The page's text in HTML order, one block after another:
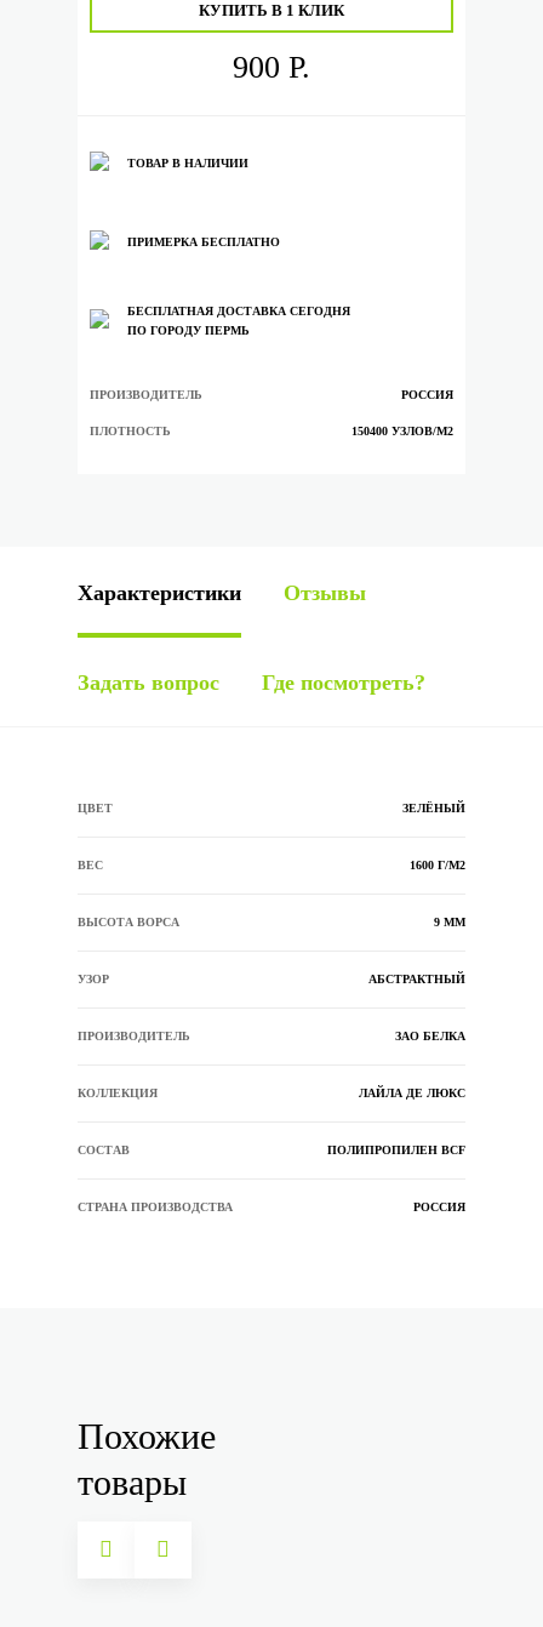
КУПИТЬ В 1 КЛИК
900 Р.
ТОВАР В НАЛИЧИИ
ПРИМЕРКА БЕСПЛАТНО
БЕСПЛАТНАЯ ДОСТАВКА СЕГОДНЯ
ПО ГОРОДУ ПЕРМЬ
ПРОИЗВОДИТЕЛЬ РОССИЯ
ПЛОТНОСТЬ 150400 УЗЛОВ/М2
Характеристики Отзывы
Задать вопрос Где посмотреть?
ЦВЕТ ЗЕЛЁНЫЙ
ВЕС 1600 Г/М2
ВЫСОТА ВОРСА 9 ММ
УЗОР АБСТРАКТНЫЙ
ПРОИЗВОДИТЕЛЬ ЗАО БЕЛКА
КОЛЛЕКЦИЯ ЛАЙЛА ДЕ ЛЮКС
СОСТАВ ПОЛИПРОПИЛЕН BCF
СТРАНА ПРОИЗВОДСТВА РОССИЯ
Похожие
товары